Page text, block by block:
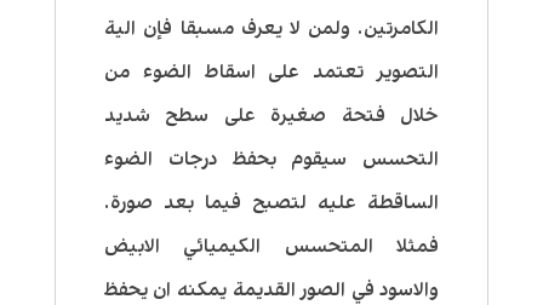
الكامرتين. ولمن لا يعرف مسبقا فإن الية
التصوير تعتمد على اسقاط الضوء من
خلال فتحة صغيرة على سطح شديد
التحسس سيقوم بحفظ درجات الضوء
الساقطة عليه لتصبح فيما بعد صورة.
فمثلا المتحسس الكيميائي الابيض
والاسود في الصور القديمة يمكنه ان يحفظ